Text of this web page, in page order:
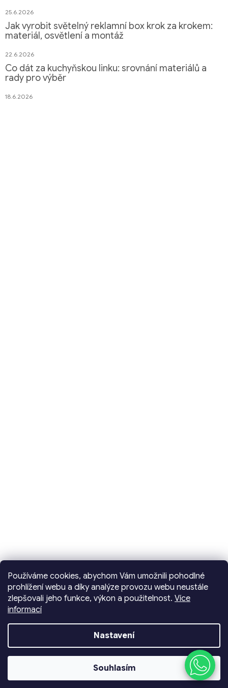
Používáme cookies, abychom Vám umožnili pohodlné
prohlížení webu a díky analýze provozu webu neustále
zlepšovali jeho funkce, výkon a použitelnost. Více
informací
Nastavení
Souhlasím
25.6.2026
Jak vyrobit světelný reklamní box krok za krokem:
materiál, osvětlení a montáž
22.6.2026
Co dát za kuchyňskou linku: srovnání materiálů a
rady pro výběr
18.6.2026
Vytvořil Shoptet
Copyright 2026Dencop Lighting spol. s r.o..
Všechna práva vyhrazena.